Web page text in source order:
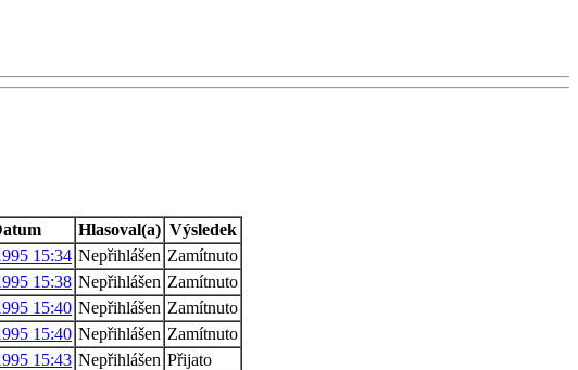
Hlasoval(a) Výsledek
15:34 Nepřihlášen Zamítnuto
15:38 Nepřihlášen Zamítnuto
15:40 Nepřihlášen Zamítnuto
15:40 Nepřihlášen Zamítnuto
15:43 Nepřihlášen Přijato